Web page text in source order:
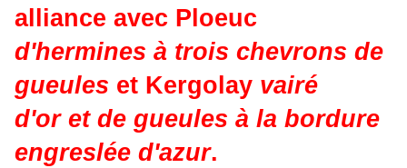
alliance avec Ploeuc
d'hermines à trois chevrons de
gueules et Kergolay vairé
d'or et de gueules à la bordure
engreslée d'azur.